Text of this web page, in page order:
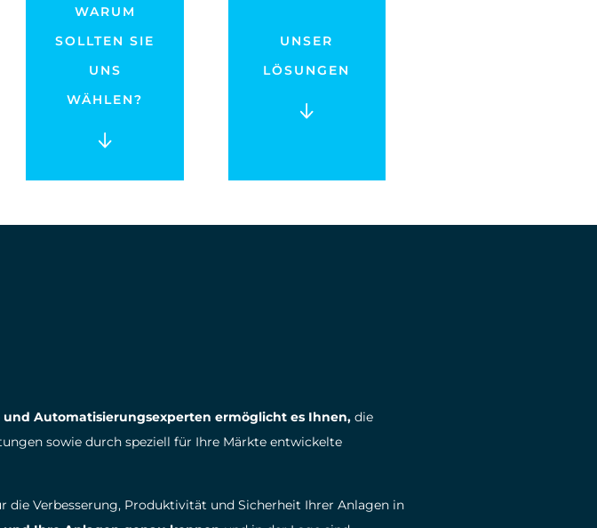
WARUM
SOLLTEN SIE
UNS
WÄHLEN?
UNSER
LÖSUNGEN
und Automatisierungsexperten ermöglicht es Ihnen, die
sowie durch speziell für Ihre Märkte entwickelte
die Verbesserung, Produktivität und Sicherheit Ihrer Anlagen in